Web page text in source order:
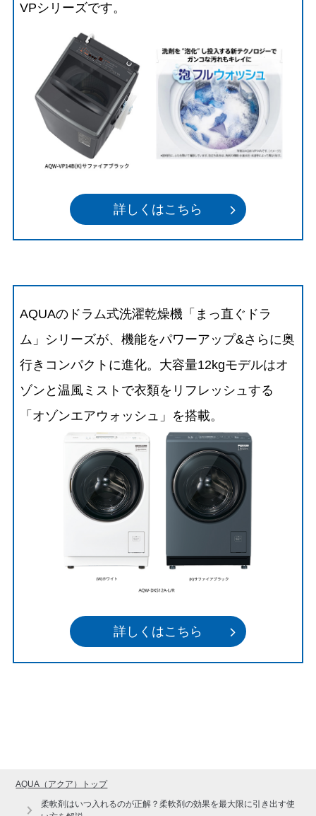
VPシリーズです。
詳しくはこちら
AQUAのドラム式洗濯乾燥機「まっ直ぐドラ
ム」シリーズが、機能をパワーアップ&さらに奥
行きコンパクトに進化。大容量12kgモデルはオ
ゾンと温風ミストで衣類をリフレッシュする
「オゾンエアウォッシュ」を搭載。
詳しくはこちら
AQUA（アクア）トップ
柔軟剤はいつ入れるのが正解？柔軟剤の効果を最大限に引き出す使